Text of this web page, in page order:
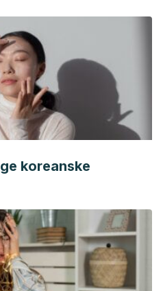
koreanske